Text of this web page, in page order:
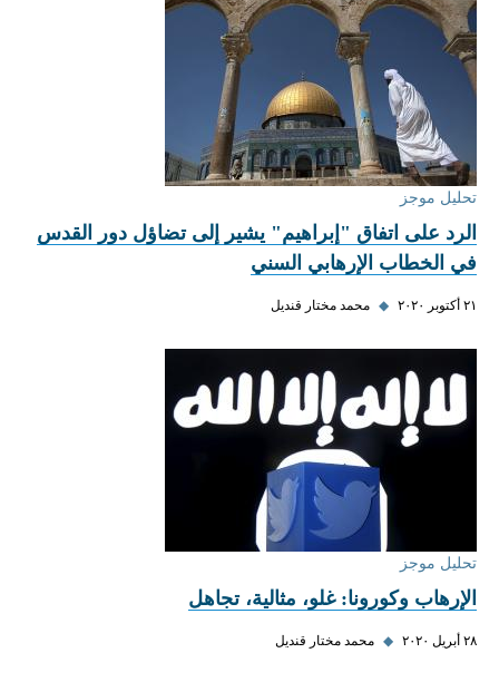
تحليل موجز
الرد على اتفاق "إبراهيم" يشير إلى تضاؤل دور القدس
في الخطاب الإرهابي السني
٢١ أكتوبر ٢٠٢٠ ◆ محمد مختار قنديل
تحليل موجز
الإرهاب وكورونا: غلو، مثالية، تجاهل
٢٨ أبريل ٢٠٢٠ ◆ محمد مختار قنديل